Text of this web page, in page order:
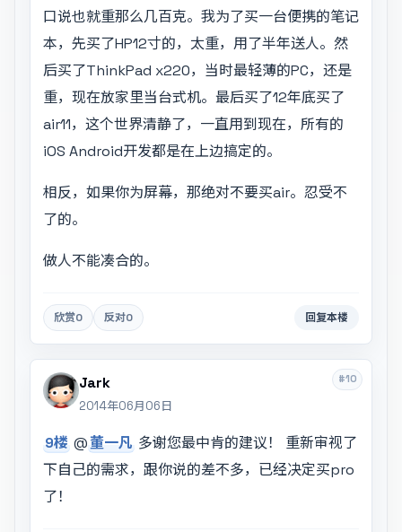
口说也就重那么几百克。我为了买一台便携的笔记
本，先买了HP12寸的，太重，用了半年送人。然
后买了ThinkPad x220，当时最轻薄的PC，还是
重，现在放家里当台式机。最后买了12年底买了
air11，这个世界清静了，一直用到现在，所有的
iOS Android开发都是在上边搞定的。
相反，如果你为屏幕，那绝对不要买air。忍受不
了的。
做人不能凑合的。
欣赏0 反对0 回复本楼
#10
Jark
2014年06月06日
9楼 @董一凡 多谢您最中肯的建议！ 重新审视了
下自己的需求，跟你说的差不多，已经决定买pro
了！